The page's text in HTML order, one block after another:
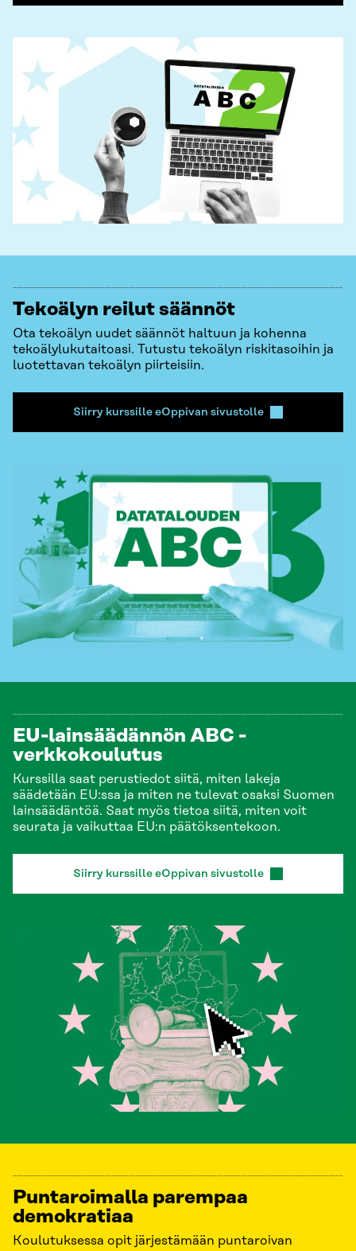
Tekoälyn reilut säännöt
Ota tekoälyn uudet säännöt haltuun ja kohenna
tekoälylukutaitoasi. Tutustu tekoälyn riskitasoihin ja
luotettavan tekoälyn piirteisiin.
Siirry kurssille eOppivan sivustolle
EU-lainsäädännön ABC -
verkkokoulutus
Kurssilla saat perustiedot siitä, miten lakeja
säädetään EU:ssa ja miten ne tulevat osaksi Suomen
lainsäädäntöä. Saat myös tietoa siitä, miten voit
seurata ja vaikuttaa EU:n päätöksentekoon.
Siirry kurssille eOppivan sivustolle
Puntaroimalla parempaa
demokratiaa
Koulutuksessa opit järjestämään puntaroivan